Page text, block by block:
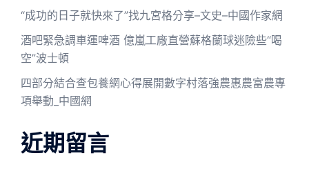
“成功的日子就快來了”找九宮格分享–文史–中國作家網
酒吧緊急調車運啤酒 億嵐工廠直營蘇格蘭球迷險些“喝
空”波士頓
四部分結合查包養網心得展開數字村落強農惠農富農專
項舉動_中國網
近期留言